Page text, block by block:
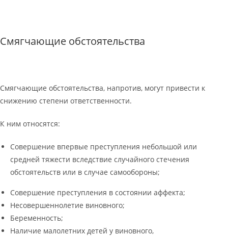
Смягчающие обстоятельства
Смягчающие обстоятельства, напротив, могут привести к
снижению степени ответственности.
К ним относятся:
Совершение впервые преступления небольшой или
средней тяжести вследствие случайного стечения
обстоятельств или в случае самообороны;
Совершение преступления в состоянии аффекта;
Несовершеннолетие виновного;
Беременность;
Наличие малолетних детей у виновного,